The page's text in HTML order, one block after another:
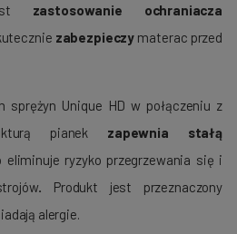
zastosowanie ochraniacza
zabezpieczy materac przed
sprężyn Unique HD w połączeniu z
pianek zapewnia stałą
eliminuje ryzyko przegrzewania się i
.
Produkt jest przeznaczony
alergie.